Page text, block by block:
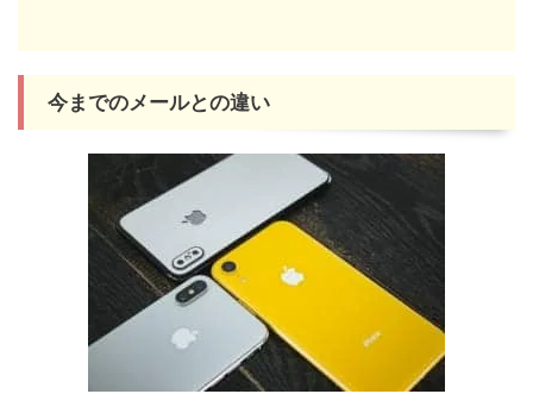
今までのメールとの違い